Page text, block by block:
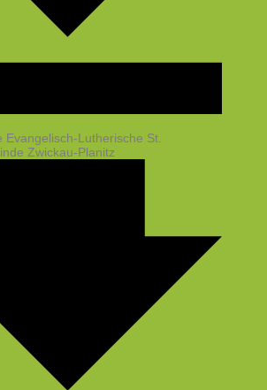
Evangelisch-Lutherische St.
Zwickau-Planitz